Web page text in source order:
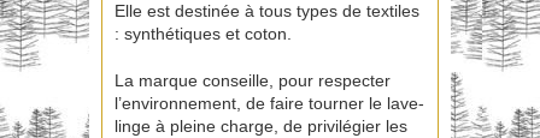
Elle est destinée à tous types de textiles
: synthétiques et coton.
La marque conseille, pour respecter
l’environnement, de faire tourner le lave-
linge à pleine charge, de privilégier les